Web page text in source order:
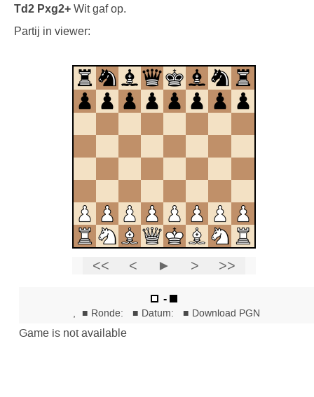
Td2 Pxg2+ Wit gaf op.
Partij in viewer: